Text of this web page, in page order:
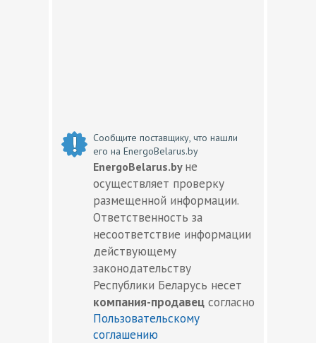
Сообщите поставщику, что нашли
его на EnergoBelarus.by
EnergoBelarus.by не
осуществляет проверку
размещенной информации.
Ответственность за
несоответствие информации
действующему
законодательству
Республики Беларусь несет
компания-продавец согласно
Пользовательскому
соглашению